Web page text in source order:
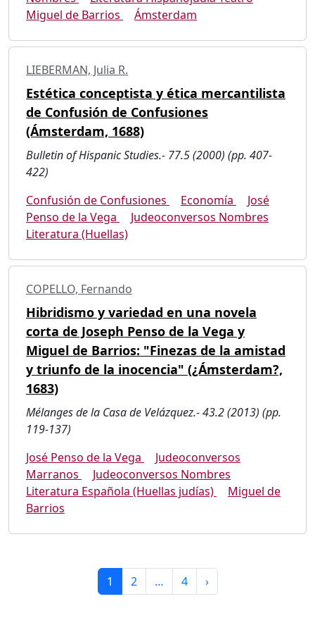
Miguel de Barrios
Ámsterdam
LIEBERMAN, Julia R.
Estética conceptista y ética mercantilista
de Confusión de Confusiones
(Ámsterdam, 1688)
Bulletin of Hispanic Studies.- 77.5 (2000) (pp. 407-
422)
Confusión de Confusiones
Economía
José
Penso de la Vega
Judeoconversos Nombres
Literatura (Huellas)
COPELLO, Fernando
Hibridismo y variedad en una novela
corta de Joseph Penso de la Vega y
Miguel de Barrios: "Finezas de la amistad
y triunfo de la inocencia" (¿Ámsterdam?,
1683)
Mélanges de la Casa de Velázquez.- 43.2 (2013) (pp.
119-137)
José Penso de la Vega
Judeoconversos
Marranos
Judeoconversos Nombres
Literatura Española (Huellas judías)
Miguel de
Barrios
1 2 … 4 ›